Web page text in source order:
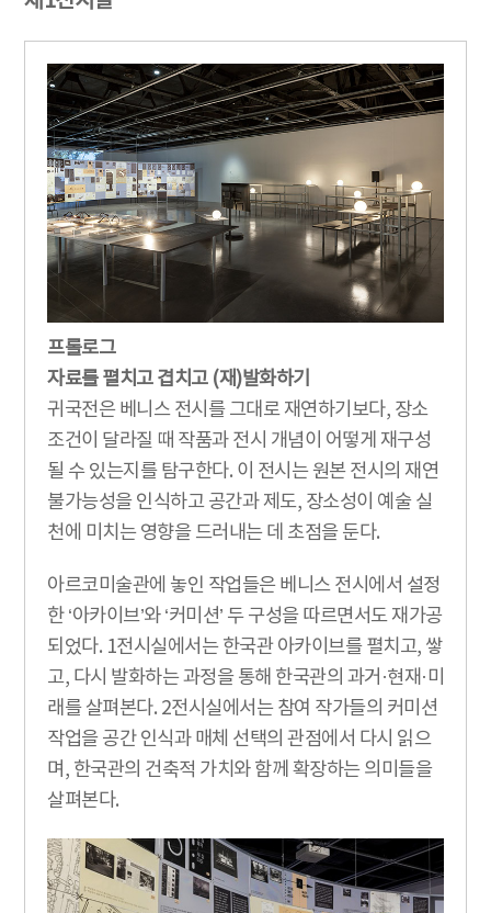
프롤로그
자료를 펼치고 겹치고 (재)발화하기
귀국전은 베니스 전시를 그대로 재연하기보다, 장소
조건이 달라질 때 작품과 전시 개념이 어떻게 재구성
될 수 있는지를 탐구한다. 이 전시는 원본 전시의 재연
불가능성을 인식하고 공간과 제도, 장소성이 예술 실
천에 미치는 영향을 드러내는 데 초점을 둔다.
아르코미술관에 놓인 작업들은 베니스 전시에서 설정
한 ‘아카이브’와 ‘커미션’ 두 구성을 따르면서도 재가공
되었다. 1전시실에서는 한국관 아카이브를 펼치고, 쌓
고, 다시 발화하는 과정을 통해 한국관의 과거·현재·미
래를 살펴본다. 2전시실에서는 참여 작가들의 커미션
작업을 공간 인식과 매체 선택의 관점에서 다시 읽으
며, 한국관의 건축적 가치와 함께 확장하는 의미들을
살펴본다.